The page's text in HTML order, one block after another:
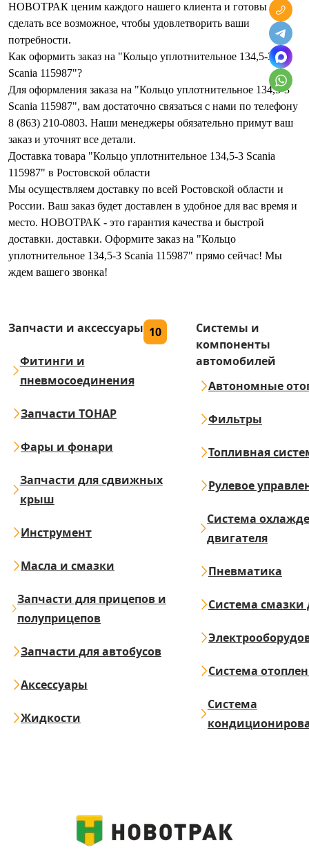
НОВОТРАК ценим каждого нашего клиента и готовы
сделать все возможное, чтобы удовлетворить ваши
потребности.
Как оформить заказ на "Кольцо уплотнительное 134,5-3
Scania 115987"?
Для оформления заказа на "Кольцо уплотнительное 134,5-3
Scania 115987", вам достаточно связаться с нами по телефону
8 (863) 210-0803. Наши менеджеры обязательно примут ваш
заказ и уточнят все детали.
Доставка товара "Кольцо уплотнительное 134,5-3 Scania
115987" в Ростовской области
Мы осуществляем доставку по всей Ростовской области и
России. Ваш заказ будет доставлен в удобное для вас время и
место. НОВОТРАК - это гарантия качества и быстрой
доставки. доставки. Оформите заказ на "Кольцо
уплотнительное 134,5-3 Scania 115987" прямо сейчас! Мы
ждем вашего звонка!
Запчасти и аксессуары 10
Фитинги и
пневмосоединения
Запчасти ТОНАР
Фары и фонари
Запчасти для сдвижных
крыш
Инструмент
Масла и смазки
Запчасти для прицепов и
полуприцепов
Запчасти для автобусов
Аксессуары
Жидкости
Системы и
компоненты
автомобилей
Автономные
Фильтры
Топливная
Рулевое
Система
двигателя
Пневматика
Система смазки
Система
Система